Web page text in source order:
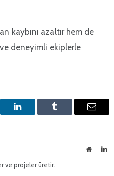
kaybını azaltır hem de
ve deneyimli ekiplerle
LinkedIn Tumblr
E-
İnternet
ve projeler üretir.